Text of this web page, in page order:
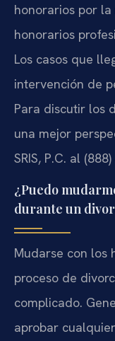
honorarios por
honorarios
Los casos que
intervención de
Para discutir los
una mejor
SRIS, P.C. al
¿Puedo
durante un
Mudarse con los
proceso de
complicado.
aprobar